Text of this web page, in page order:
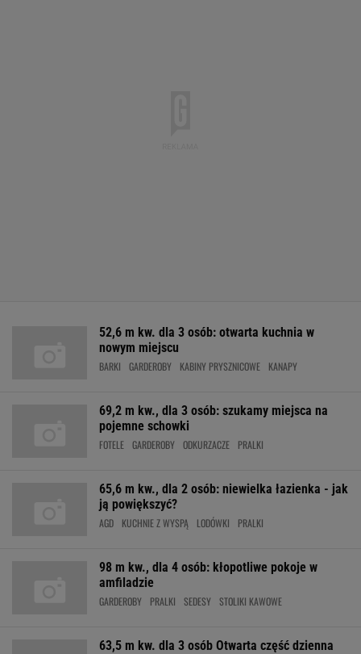
52,6 m kw. dla 3 osób: otwarta kuchnia w
nowym miejscu
BARKI GARDEROBY KABINY PRYSZNICOWE KANAPY
69,2 m kw., dla 3 osób: szukamy miejsca na
pojemne schowki
FOTELE GARDEROBY ODKURZACZE PRALKI
65,6 m kw., dla 2 osób: niewielka łazienka - jak
ją powiększyć?
AGD KUCHNIE Z WYSPĄ LODÓWKI PRALKI
98 m kw., dla 4 osób: kłopotliwe pokoje w
amfiladzie
GARDEROBY PRALKI SEDESY STOLIKI KAWOWE
63,5 m kw. dla 3 osób Otwarta część dzienna